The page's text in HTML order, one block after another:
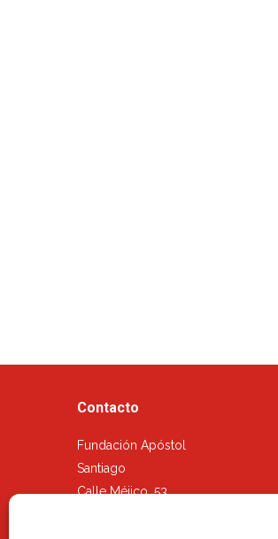
Contacto
Fundación Apóstol
Santiago
Calle Méjico, 53